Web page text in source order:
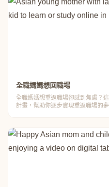
全職媽媽想回職場
全職媽媽想重返職場卻感到焦慮？
計畫，幫助你逐步實現重返職場的